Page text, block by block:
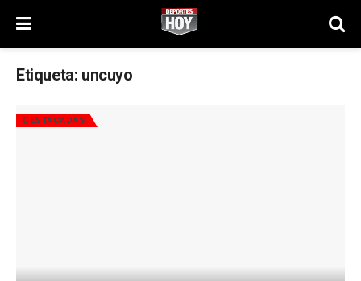
Etiqueta: uncuyo
DESTACADAS